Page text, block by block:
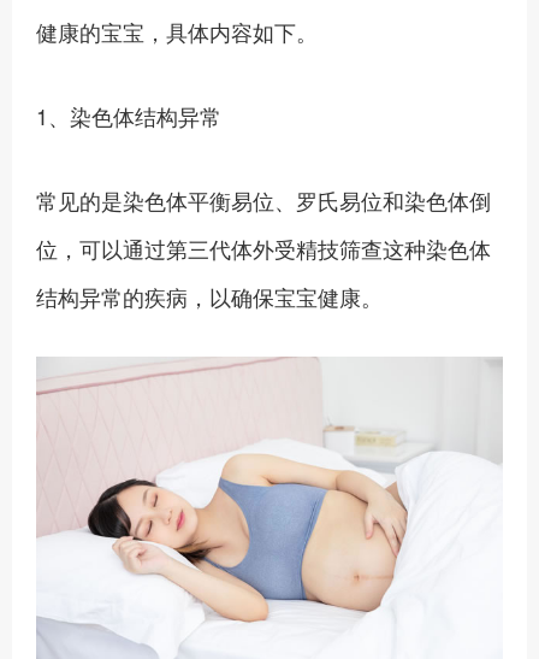
健康的宝宝，具体内容如下。
1、染色体结构异常
常见的是染色体平衡易位、罗氏易位和染色体倒
位，可以通过第三代体外受精技筛查这种染色体
结构异常的疾病，以确保宝宝健康。